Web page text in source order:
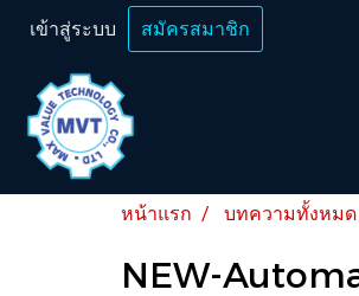
เข้าสู่ระบบ สมัครสมาชิก
หน้าแรก บทความทั้งหมด
NEW-